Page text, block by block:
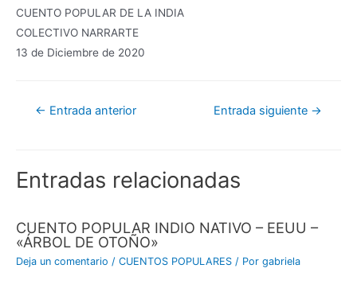
CUENTO POPULAR DE LA INDIA
COLECTIVO NARRARTE
13 de Diciembre de 2020
Navegación
← Entrada anterior Entrada siguiente →
Entradas relacionadas
CUENTO POPULAR INDIO NATIVO – EEUU –
«ÁRBOL DE OTOÑO»
Deja un comentario / CUENTOS POPULARES / Por gabriela